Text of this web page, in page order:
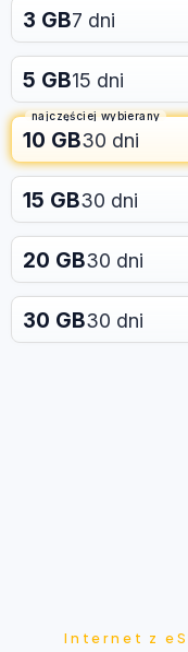
3 GB7 dni
5 GB15 dni
najczęściej wybierany
10 GB30 dni
15 GB30 dni
20 GB30 dni
30 GB30 dni
Internet z